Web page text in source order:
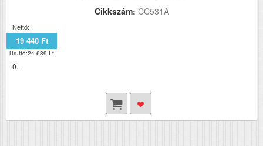
Cikkszám: CC531A
Nettó:
19 440 Ft
Bruttó:24 689 Ft
0..